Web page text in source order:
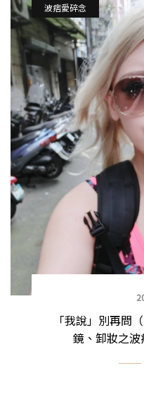
波痞愛碎念
「我說」別再問
鏡、卸妝之